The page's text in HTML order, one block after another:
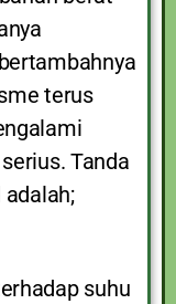
terus
Tanda
suhu